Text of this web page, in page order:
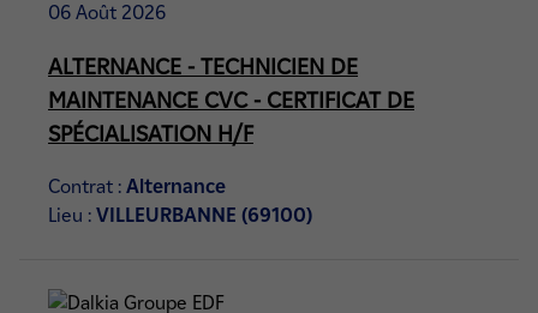
06 Août 2026
ALTERNANCE - TECHNICIEN DE
MAINTENANCE CVC - CERTIFICAT DE
SPÉCIALISATION H/F
Contrat : Alternance
Lieu : VILLEURBANNE (69100)